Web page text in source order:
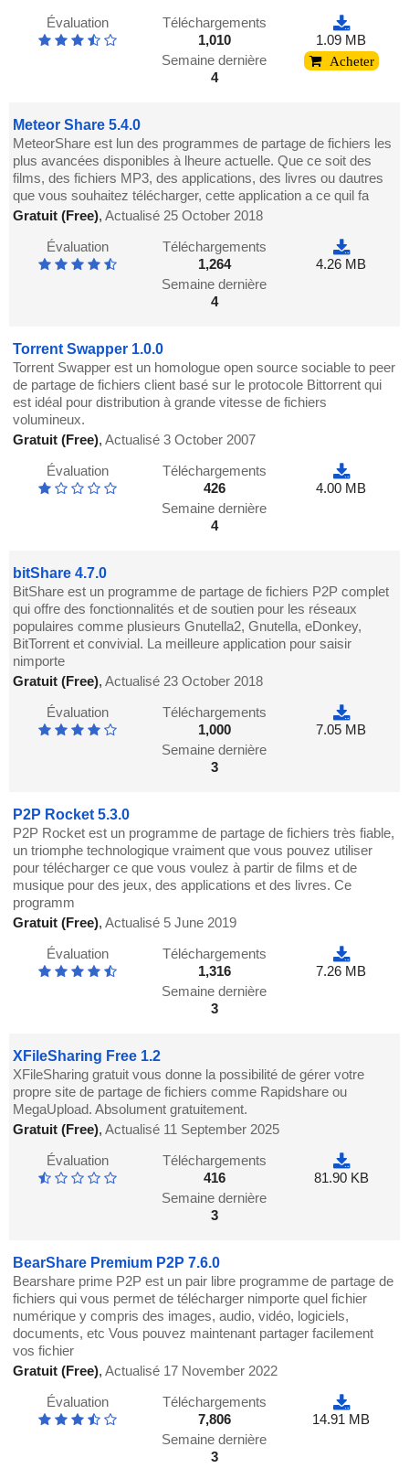
Évaluation
Téléchargements
1,010
Semaine dernière
4
1.09 MB
Acheter
Meteor Share 5.4.0
MeteorShare est lun des programmes de partage de fichiers les
plus avancées disponibles à lheure actuelle. Que ce soit des
films, des fichiers MP3, des applications, des livres ou dautres
que vous souhaitez télécharger, cette application a ce quil fa
Gratuit (Free),Actualisé 25 October 2018
Évaluation
Téléchargements
1,264
Semaine dernière
4
4.26 MB
Torrent Swapper 1.0.0
Torrent Swapper est un homologue open source sociable to peer
de partage de fichiers client basé sur le protocole Bittorrent qui
est idéal pour distribution à grande vitesse de fichiers
volumineux.
Gratuit (Free),Actualisé 3 October 2007
Évaluation
Téléchargements
426
Semaine dernière
4
4.00 MB
bitShare 4.7.0
BitShare est un programme de partage de fichiers P2P complet
qui offre des fonctionnalités et de soutien pour les réseaux
populaires comme plusieurs Gnutella2, Gnutella, eDonkey,
BitTorrent et convivial. La meilleure application pour saisir
nimporte
Gratuit (Free),Actualisé 23 October 2018
Évaluation
Téléchargements
1,000
Semaine dernière
3
7.05 MB
P2P Rocket 5.3.0
P2P Rocket est un programme de partage de fichiers très fiable,
un triomphe technologique vraiment que vous pouvez utiliser
pour télécharger ce que vous voulez à partir de films et de
musique pour des jeux, des applications et des livres. Ce
programm
Gratuit (Free),Actualisé 5 June 2019
Évaluation
Téléchargements
1,316
Semaine dernière
3
7.26 MB
XFileSharing Free 1.2
XFileSharing gratuit vous donne la possibilité de gérer votre
propre site de partage de fichiers comme Rapidshare ou
MegaUpload. Absolument gratuitement.
Gratuit (Free),Actualisé 11 September 2025
Évaluation
Téléchargements
416
Semaine dernière
3
81.90 KB
BearShare Premium P2P 7.6.0
Bearshare prime P2P est un pair libre programme de partage de
fichiers qui vous permet de télécharger nimporte quel fichier
numérique y compris des images, audio, vidéo, logiciels,
documents, etc Vous pouvez maintenant partager facilement
vos fichier
Gratuit (Free),Actualisé 17 November 2022
Évaluation
Téléchargements
7,806
Semaine dernière
3
14.91 MB